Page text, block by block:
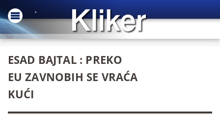
ESAD BAJTAL : PREKO
EU ZAVNOBIH SE VRAĆA
KUĆI